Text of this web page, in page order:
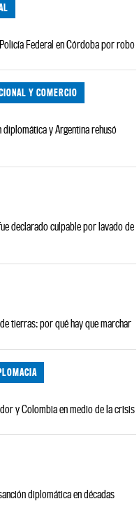
Federal en Córdoba por robo
Y COMERCIO
y Argentina rehusó
declarado culpable por lavado de
tierras: por qué hay que marchar
y Colombia en medio de la crisis
diplomática en décadas